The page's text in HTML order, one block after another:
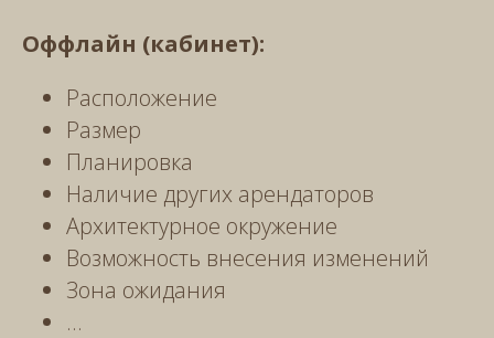
Оффлайн (кабинет):
Расположение
Размер
Планировка
Наличие других арендаторов
Архитектурное окружение
Возможность внесения изменений
Зона ожидания
...